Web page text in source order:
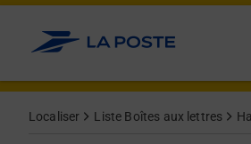
Allez au contenu
Localiser Liste Boîtes aux lettres